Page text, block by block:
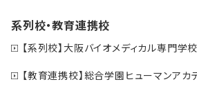
系列校・教育連携校
【系列校】大阪バイオメディカル専門学校
【教育連携校】総合学園ヒューマンアカ